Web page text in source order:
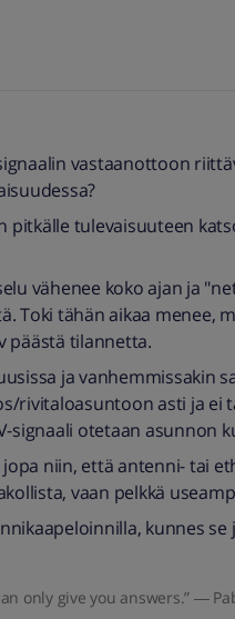
vastaanottoon
pitkälle tulevaisuuteen
vähenee koko ajan ja
Toki tähän aikaa menee,
päästä tilannetta.
ja vanhemmissakin
rivitaloasuntoon asti ja ei
signaali otetaan asunnon
jopa niin, että antenni- tai
vaan pelkkä
kunnes se
only give you answers.” ―